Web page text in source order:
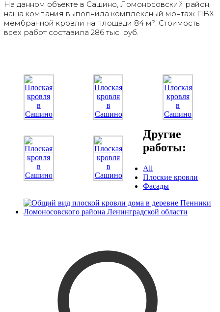
На данном объекте в Сашино, Ломоносовский район,
наша компания выполнила комплексный монтаж ПВХ
мембранной кровли на площади 84 м². Стоимость
всех работ составила 286 тыс. руб.
Другие
работы:
All
Плоские кровли
Фасады